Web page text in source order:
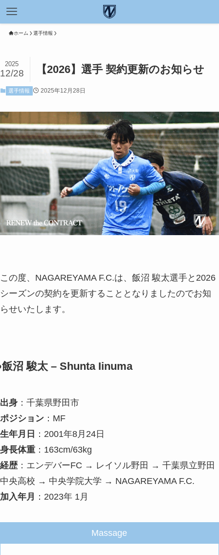
ホーム 選手情報
【2026】選手 契約更新のお知らせ
2025
12/28
選手情報 2025年12月28日
この度、NAGAREYAMA F.C.は、飯沼 駿太選手と2026
シーズンの契約を更新することとなりましたのでお知
らせいたします。
沼 駿太 – Shunta Iinuma
出身 ：千葉県野田市
ポジション ：MF
生年月日 ：2001年8月24日
身長体重 ：163cm/63kg
経歴 ：エンデバーFC → レイソル野田 → 千葉県立野田
中央高校 → 中央学院大学 → NAGAREYAMA F.C.
加入年月
：2023年 1月
Massage